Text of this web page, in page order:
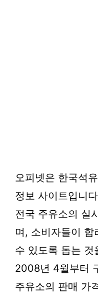
오피넷은 한국석
정보 사이트입니
전국 주유소의 실
며, 소비자들이
수 있도록 돕는 것
2008년 4월부터
주유소의 판매 가